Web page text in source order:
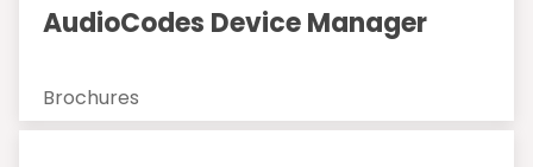
AudioCodes Device Manager
Brochures